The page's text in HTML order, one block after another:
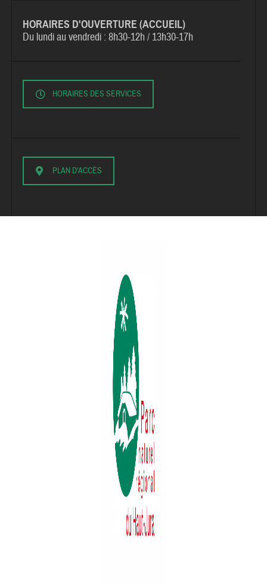
HORAIRES D'OUVERTURE (ACCUEIL)
Du lundi au vendredi :8h30-12h / 13h30-17h
HORAIRES DES SERVICES
PLAN D'ACCÈS